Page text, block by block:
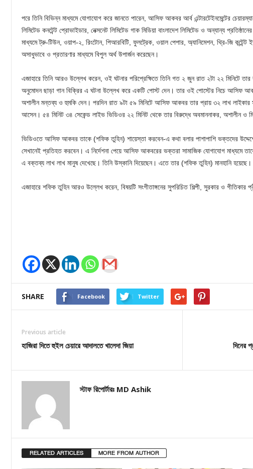
পরে তিনি বিভিন্ন মাধ্যমে যোগাযোগ করে জানতে পারেন, আসিফ আকবর আর্ব এন্টারটেইনমেন্টের
লিমিটেড কনটেন্ট প্রোভাইডার, নেক্সনেট লিমিটেড গাক মিডিয়া বাংলাদেশ লিমিটেড ও অন্যান্য
মাধ্যমে ট্রু-টিউন, ওয়াপ-২, রিংটোন, পিআরবিটি, ফুলট্রেক, ওয়াল পেপার, অ্যানিমেশন, থ্রি-জি কন্টেন্ট
অসাধুভাবে ও প্রতারণার মাধ্যমে বিপুল অর্থ উপার্জন করেছেন।
এজাহারে তিনি আরও উল্লেখ করেন, ওই ঘটনার পরিপ্রেক্ষিতে তিনি গত ২ জুন রাত ২টা ২২ মিনিটে
অনুমোদন ছাড়া গান বিক্রির এ ঘটনা উল্লেখ করে একটি পোস্ট দেন। তার ওই পোস্টের নিচে আসিফ
অশালীন মন্তব্য ও হুমকি দেন। পরদিন রাত ৯টা ৫৯ মিনিটে আসিফ আকবর তার প্রায় ৩২ লাখ
আসেন। ৫৪ মিনিট ৩৪ সেকেন্ড লাইভ ভিডিওর ২২ মিনিট থেকে তার বিরুদ্ধে অবমাননাকর, অশালীন ও
ভিডিওতে আসিফ আকবর তাকে (শফিক তুহিন) শায়েস্তা করবেন-এ কথা বলার পাশাপাশি ভক্তদের
সেখানেই প্রতিহত করবেন। এ নির্দেশনা পেয়ে আসিফ আকবরের ভক্তরা সামাজিক যোগাযোগ মাধ্যমে
এ বক্তব্য লাখ লাখ মানুষ দেখেছে। তিনি উস্কানি দিয়েছেন। এতে তার (শফিক তুহিন) মানহানি হয়েছে।
এজাহারে শফিক তুহিন আরও উল্লেখ করেন, বিষয়টি সংগীতাঙ্গনের সুপরিচিত শিল্পী, সুরকার ও
SHARE Facebook Twitter
Previous article
হাজিরা দিতে হুইল চেয়ারে আদালতে খালেদা জিয়া দিনের
স্টাফ রিপোর্টারঃ MD Ashik
RELATED ARTICLES MORE FROM AUTHOR